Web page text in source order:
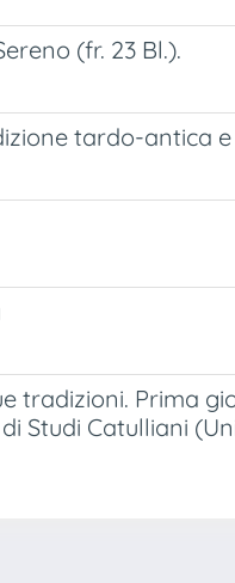
(fr. 23 Bl.).
tardo-antica
tradizioni. Prima
Studi Catulliani